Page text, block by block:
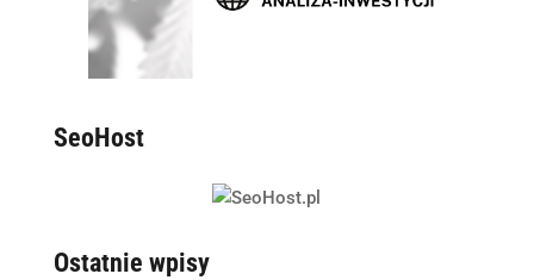
SeoHost
Ostatnie wpisy